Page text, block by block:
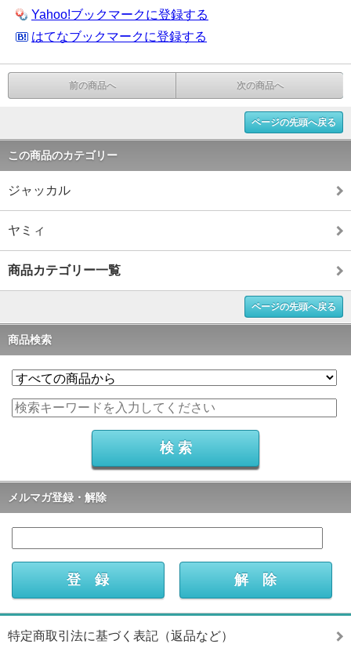
Yahoo!ブックマークに登録する
はてなブックマークに登録する
前の商品へ 次の商品へ
ページの先頭へ戻る
この商品のカテゴリー
ジャッカル
ヤミィ
商品カテゴリー一覧
ページの先頭へ戻る
商品検索
メルマガ登録・解除
特定商取引法に基づく表記（返品など）